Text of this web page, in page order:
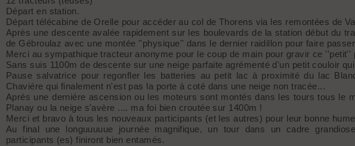
Départ en station.
Départ télécabine de Orelle pour accéder au col de Thorens via les remontées de
Après une descente avalée rapidement sur les boulevards de la station début du
de Gébroulaz avec une montée ''physique'' dans le dernier raidillon pour faire
Merci au sympathique tracteur anonyme pour le coup de main pour gravir ce ''petit''
Sans suis 1100m de descente sur une neige parfaite agrémenté d'un petit couloir
Pause salvatrice pour regonfler les batteries au petit lac à proximité du lac
Chaviére qui finalement n'est pas la porte à coté dans une neige non tracée...
Aprés une derniére ascension ou les moteurs sont montés dans les tours tous le
Planay ou la neige s'avère .... ma foi bien croutée sur 1400m !
Merci et bravo à tous les nouveaux participants (et les autres) pour leur bonne
Au final une longuuuuue journée magnifique, un tour dans un cadre
participants (es) finiront bien entamés.